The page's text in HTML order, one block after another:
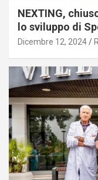
NEXTING,
lo sviluppo di
Dicembre 12, 2024